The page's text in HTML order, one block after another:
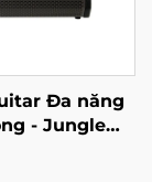
Đa năng
- Jungle